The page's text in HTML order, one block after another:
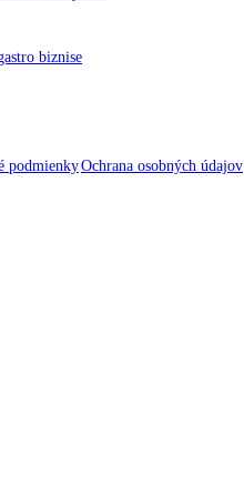
biznise
podmienkyOchrana osobných údajov